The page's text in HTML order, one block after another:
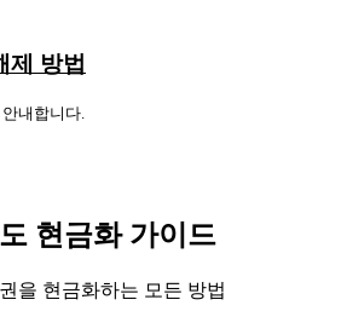
제 방법
내합니다.
현금화 가이드
을 현금화하는 모든 방법